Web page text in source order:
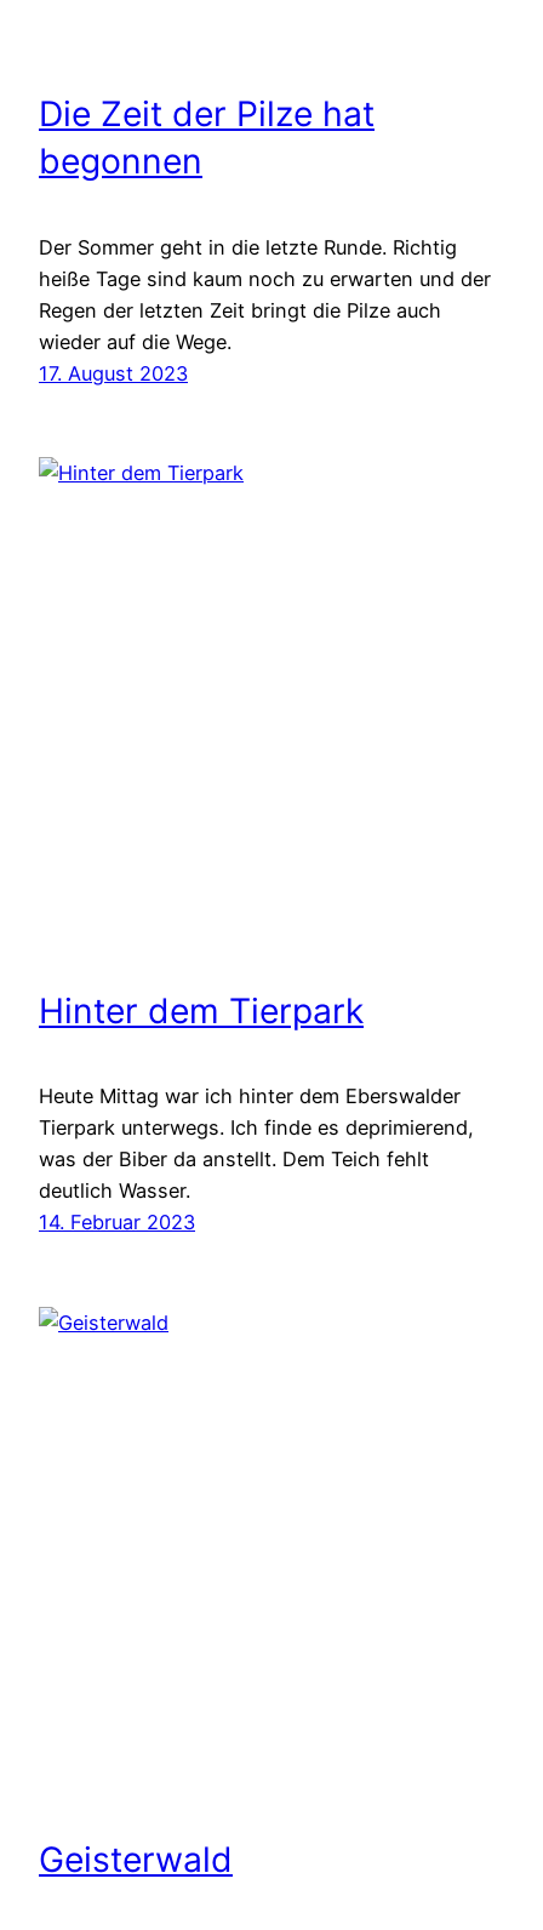
Die Zeit der Pilze hat
begonnen
Der Sommer geht in die letzte Runde. Richtig
heiße Tage sind kaum noch zu erwarten und der
Regen der letzten Zeit bringt die Pilze auch
wieder auf die Wege.
17. August 2023
Hinter dem Tierpark
Heute Mittag war ich hinter dem Eberswalder
Tierpark unterwegs. Ich finde es deprimierend,
was der Biber da anstellt. Dem Teich fehlt
deutlich Wasser.
14. Februar 2023
Geisterwald